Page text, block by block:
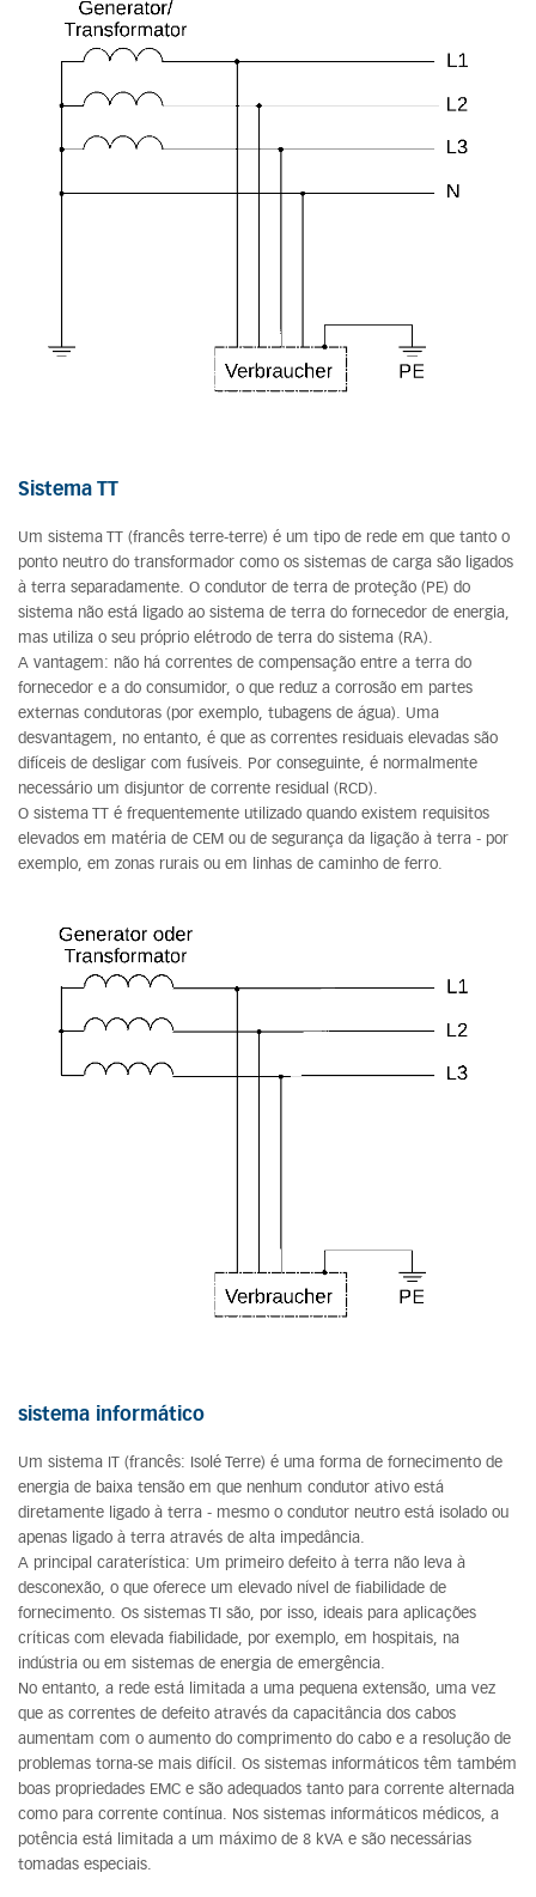
Sistema TT
Um sistema TT (francês terre-terre) é um tipo de rede em que tanto o
ponto neutro do transformador como os sistemas de carga são ligados
à terra separadamente. O condutor de terra de proteção (PE) do
sistema não está ligado ao sistema de terra do fornecedor de energia,
mas utiliza o seu próprio elétrodo de terra do sistema (RA).
A vantagem: não há correntes de compensação entre a terra do
fornecedor e a do consumidor, o que reduz a corrosão em partes
externas condutoras (por exemplo, tubagens de água). Uma
desvantagem, no entanto, é que as correntes residuais elevadas são
difíceis de desligar com fusíveis. Por conseguinte, é normalmente
necessário um disjuntor de corrente residual (RCD).
O sistema TT é frequentemente utilizado quando existem requisitos
elevados em matéria de CEM ou de segurança da ligação à terra - por
exemplo, em zonas rurais ou em linhas de caminho de ferro.
sistema informático
Um sistema IT (francês: Isolé Terre) é uma forma de fornecimento de
energia de baixa tensão em que nenhum condutor ativo está
diretamente ligado à terra - mesmo o condutor neutro está isolado ou
apenas ligado à terra através de alta impedância.
A principal caraterística: Um primeiro defeito à terra não leva à
desconexão, o que oferece um elevado nível de fiabilidade de
fornecimento. Os sistemas TI são, por isso, ideais para aplicações
críticas com elevada fiabilidade, por exemplo, em hospitais, na
indústria ou em sistemas de energia de emergência.
No entanto, a rede está limitada a uma pequena extensão, uma vez
que as correntes de defeito através da capacitância dos cabos
aumentam com o aumento do comprimento do cabo e a resolução de
problemas torna-se mais difícil. Os sistemas informáticos têm também
boas propriedades EMC e são adequados tanto para corrente alternada
como para corrente contínua. Nos sistemas informáticos médicos, a
potência está limitada a um máximo de 8 kVA e são necessárias
tomadas especiais.